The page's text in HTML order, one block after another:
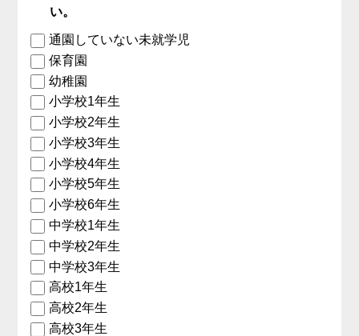
い。
通園していない未就学児
保育園
幼稚園
小学校1年生
小学校2年生
小学校3年生
小学校4年生
小学校5年生
小学校6年生
中学校1年生
中学校2年生
中学校3年生
高校1年生
高校2年生
高校3年生